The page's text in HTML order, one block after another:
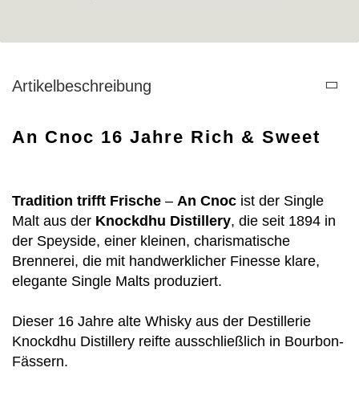
Artikelbeschreibung
An Cnoc 16 Jahre Rich & Sweet
Tradition trifft Frische – An Cnoc ist der Single
Malt aus der Knockdhu Distillery, die seit 1894 in
der Speyside, einer kleinen, charismatische
Brennerei, die mit handwerklicher Finesse klare,
elegante Single Malts produziert.
Dieser 16 Jahre alte Whisky aus der Destillerie
Knockdhu Distillery reifte ausschließlich in Bourbon-
Fässern.